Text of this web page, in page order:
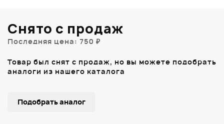
Снято с продаж
Последняя цена: 750 ₽
Товар был снят с продаж, но вы можете подобрать
аналоги из нашего каталога
Подобрать аналог